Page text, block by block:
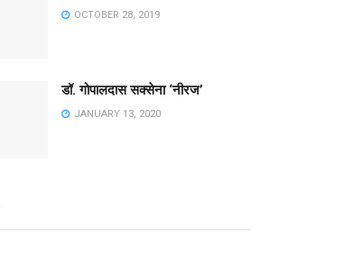
OCTOBER 28, 2019
डॉ. गोपालदास सक्सेना ‘नीरज’
JANUARY 13, 2020